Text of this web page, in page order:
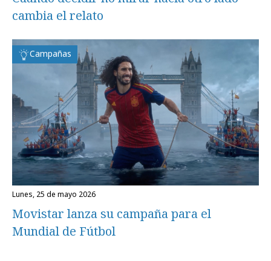
cambia el relato
Campañas
lunes, 25 de mayo 2026
Movistar lanza su campaña para el
Mundial de Fútbol